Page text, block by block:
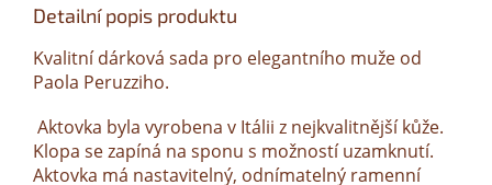
Detailní popis produktu
Kvalitní dárková sada pro elegantního muže od
Paola Peruzziho.
Aktovka byla vyrobena v Itálii z nejkvalitnější kůže.
Klopa se zapíná na sponu s možností uzamknutí.
Aktovka má nastavitelný, odnímatelný ramenní